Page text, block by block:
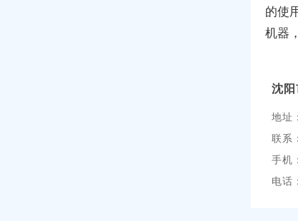
的使
机器
沈
地址：
联系：
手机：
电话：